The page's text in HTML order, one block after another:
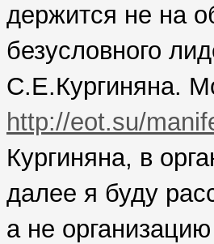
держится не на
безусловного
С.Е.Кургиняна.
http://eot.su/
Кургиняна, в
далее я буду
а не